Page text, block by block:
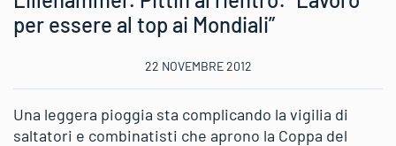
per essere al top ai Mondiali”
22 NOVEMBRE 2012
Una leggera pioggia sta complicando la vigilia di
saltatori e combinatisti che aprono la Coppa del